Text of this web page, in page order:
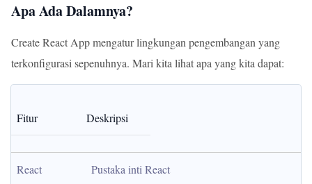
Apa Ada Dalamnya?
Create React App mengatur lingkungan pengembangan yang
terkonfigurasi sepenuhnya. Mari kita lihat apa yang kita dapat:
Fitur Deskripsi
React Pustaka inti React